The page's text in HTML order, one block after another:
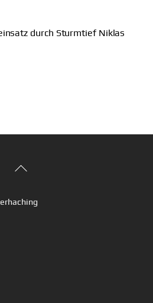
durch Sturmtief Niklas
Back